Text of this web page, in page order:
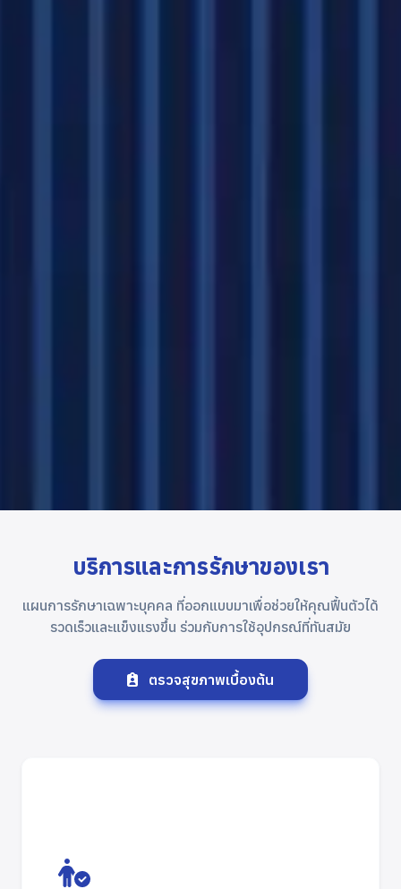
บริการและการรักษาของเรา
แผนการรักษาเฉพาะบุคคล ที่ออกแบบมาเพื่อช่วยให้คุณฟื้นตัวได้
รวดเร็วและแข็งแรงขึ้น ร่วมกับการใช้อุปกรณ์ที่ทันสมัย
ตรวจสุขภาพเบื้องต้น